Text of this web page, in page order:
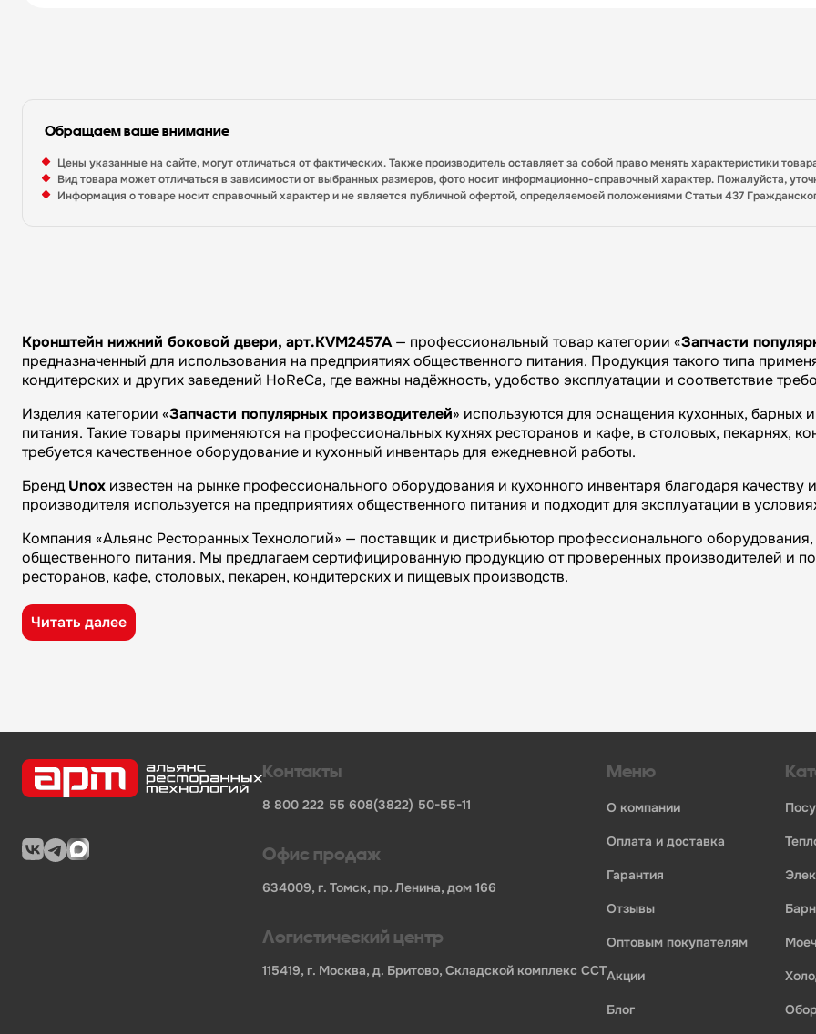
Обращаем ваше внимание
Цены указанные на сайте, могут отличаться от фактических. Также производитель оставляет за собой право менять характеристики
Вид товара может отличаться в зависимости от выбранных размеров, фото носит информационно-справочный характер. Пожалуйста,
Информация о товаре носит справочный характер и не является публичной офертой, определяемоей положениями Статьи 437
Кронштейн нижний боковой двери, арт.KVM2457A— профессиональный товар категории «Запчасти
предназначенный для использования на предприятиях общественного питания. Продукция такого типа
кондитерских и других заведений HoReCa, где важны надёжность, удобство эксплуатации и соответствие
Изделия категории «Запчасти популярных производителей» используются для оснащения кухонных, барных
питания. Такие товары применяются на профессиональных кухнях ресторанов и кафе, в столовых, пекарнях,
требуется качественное оборудование и кухонный инвентарь для ежедневной работы.
БрендUnox известен на рынке профессионального оборудования и кухонного инвентаря благодаря
производителя используется на предприятиях общественного питания и подходит для эксплуатации в
Компания «Альянс Ресторанных Технологий» — поставщик и дистрибьютор профессионального
общественного питания. Мы предлагаем сертифицированную продукцию от проверенных производителей и
ресторанов, кафе, столовых, пекарен, кондитерских и пищевых производств.
Преимущества компании «Альянс Ресторанных Технологий»:
широкий ассортимент оборудования, кухонного инвентаря и посуды для HoReCa
Единица измерения-компл
Бренд
Длина НЕТТО, мм
В нашем каталоге также представлены другие категории профессионального оборудования для оснащения
Читать далее
Контакты
8 800 222 55 608(3822) 50-55-11
Офис продаж
634009, г. Томск, пр. Ленина, дом 166
Логистический центр
115419, г. Москва, д. Бритово, Складской комплекс ССТ
Меню
о компании
оплата и доставка
гарантия
отзывы
оптовым покупателям
акции
блог